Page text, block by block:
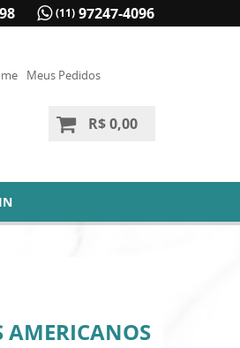
(11) 97247-4096
Meus Pedidos
R$ 0,00
AMERICANOS